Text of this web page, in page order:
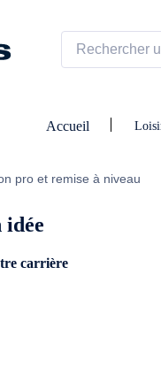
Accueil
pro et remise à niveau
carrière